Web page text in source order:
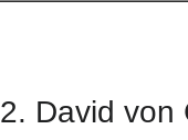
2. David von